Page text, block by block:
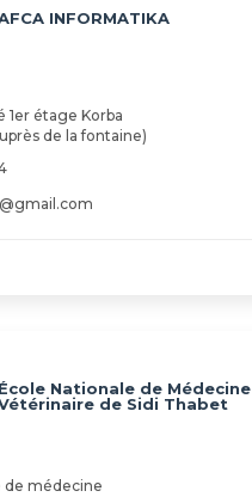
INFORMATIKA
1er étage Korba
de la fontaine)
École Nationale de Médecine
de Sidi Thabet
de médecine